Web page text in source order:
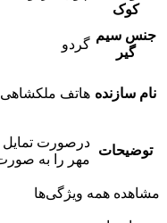
کوک
جنس سیم
گیر
گردو
نام سازنده هاتف ملکشاهی
توضیحات
درصورت تمایل
مهر را به
مشاهده همه ویژگی‌ها